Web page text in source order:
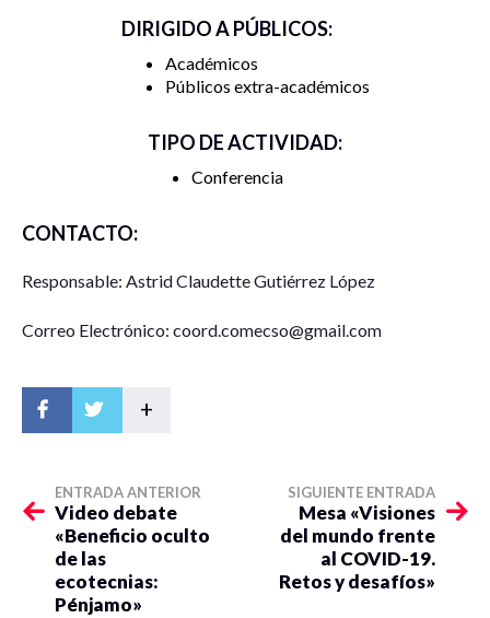
DIRIGIDO A PÚBLICOS:
Académicos
Públicos extra-académicos
TIPO DE ACTIVIDAD:
Conferencia
CONTACTO:
Responsable: Astrid Claudette Gutiérrez López
Correo Electrónico: coord.comecso@gmail.com
+
ENTRADA ANTERIOR
Video debate
«Beneficio oculto
de las
ecotecnias:
Pénjamo»
SIGUIENTE ENTRADA
Mesa «Visiones
del mundo frente
al COVID-19.
Retos y desafíos»